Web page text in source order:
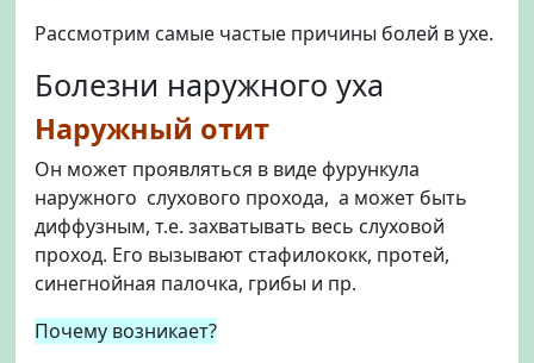
Рассмотрим самые частые причины болей в ухе.
Болезни наружного уха
Наружный отит
Он может проявляться в виде фурункула
наружного слухового прохода, а может быть
диффузным, т.е. захватывать весь слуховой
проход. Его вызывают стафилококк, протей,
синегнойная палочка, грибы и пр.
Почему возникает?